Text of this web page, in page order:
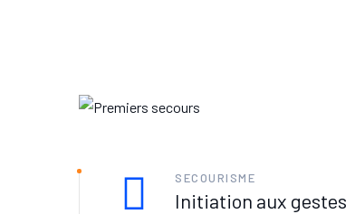
SECOURISME
Initiation aux gestes